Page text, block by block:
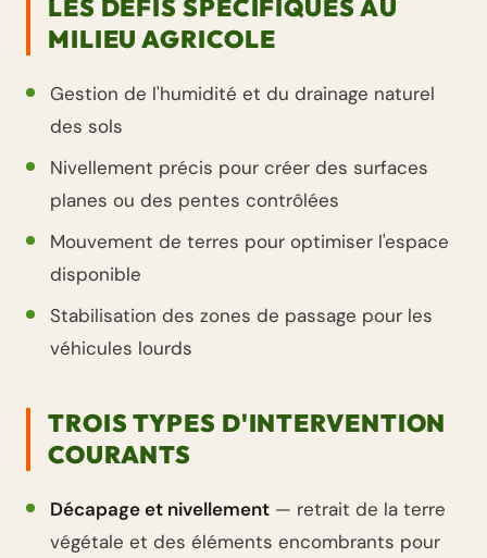
LES DÉFIS SPÉCIFIQUES AU
MILIEU AGRICOLE
Gestion de l'humidité et du drainage naturel
des sols
Nivellement précis pour créer des surfaces
planes ou des pentes contrôlées
Mouvement de terres pour optimiser l'espace
disponible
Stabilisation des zones de passage pour les
véhicules lourds
TROIS TYPES D'INTERVENTION
COURANTS
Décapage et nivellement — retrait de la terre
végétale et des éléments encombrants pour